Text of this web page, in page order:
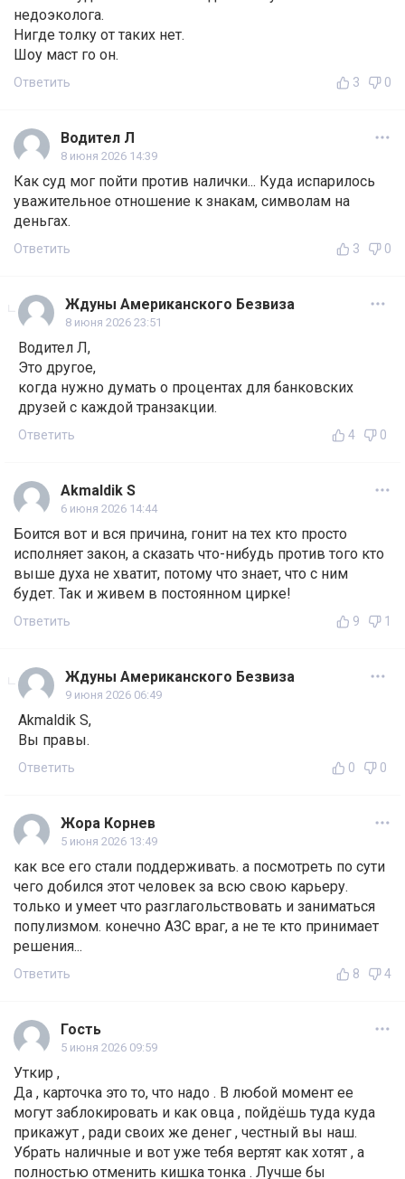
недоэколога.
Нигде толку от таких нет.
Шоу маст го он.
Ответить 3 0
Водител Л
8 июня 2026 14:39
Как суд мог пойти против налички... Куда испарилось
уважительное отношение к знакам, символам на
деньгах.
Ответить 3 0
Ждуны Американского Безвиза
8 июня 2026 23:51
Водител Л,
Это другое,
когда нужно думать о процентах для банковских
друзей с каждой транзакции.
Ответить 4 0
Akmaldik S
6 июня 2026 14:44
Боится вот и вся причина, гонит на тех кто просто
исполняет закон, а сказать что-нибудь против того кто
выше духа не хватит, потому что знает, что с ним
будет. Так и живем в постоянном цирке!
Ответить 9 1
Ждуны Американского Безвиза
9 июня 2026 06:49
Akmaldik S,
Вы правы.
Ответить 0 0
Жора Корнев
5 июня 2026 13:49
как все его стали поддерживать. а посмотреть по сути
чего добился этот человек за всю свою карьеру.
только и умеет что разглагольствовать и заниматься
популизмом. конечно АЗС враг, а не те кто принимает
решения...
Ответить 8 4
Гость
5 июня 2026 09:59
Уткир ,
Да , карточка это то, что надо . В любой момент ее
могут заблокировать и как овца , пойдёшь туда куда
прикажут , ради своих же денег , честный вы наш.
Убрать наличные и вот уже тебя вертят как хотят , а
полностью отменить кишка тонка . Лучше бы